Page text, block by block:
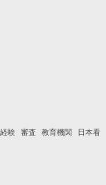
験 審査 教育機関
日本看